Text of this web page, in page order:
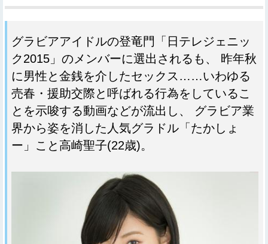
グラビアアイドルの登竜門「日テレジェニッ
ク2015」のメンバーに選出されるも、 昨年秋
に男性と金銭を介したセックス……いわゆる
売春・援助交際と呼ばれる行為をしているこ
とを示唆する動画などが流出し、 グラビア業
界から姿を消した人気グラドル「たかしょ
ー」こと高崎聖子(22歳)。